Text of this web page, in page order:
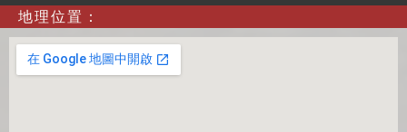
地理位置：